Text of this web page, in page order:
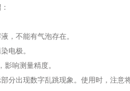
不能有气泡存在。
电极。
响测量精度。
出现数字乱跳现象。使用时，注意将